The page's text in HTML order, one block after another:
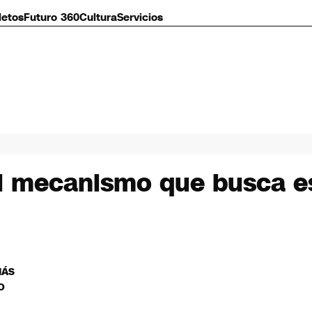
Futuro 360CulturaServicios
que busca